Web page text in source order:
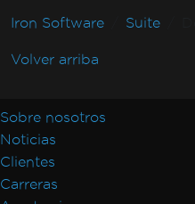
Iron Software Suite
Volver arriba
Sobre nosotros
Noticias
Clientes
Carreras